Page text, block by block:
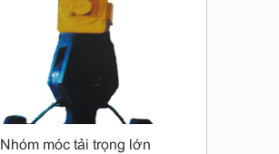
Nhóm móc tải trọng lớn